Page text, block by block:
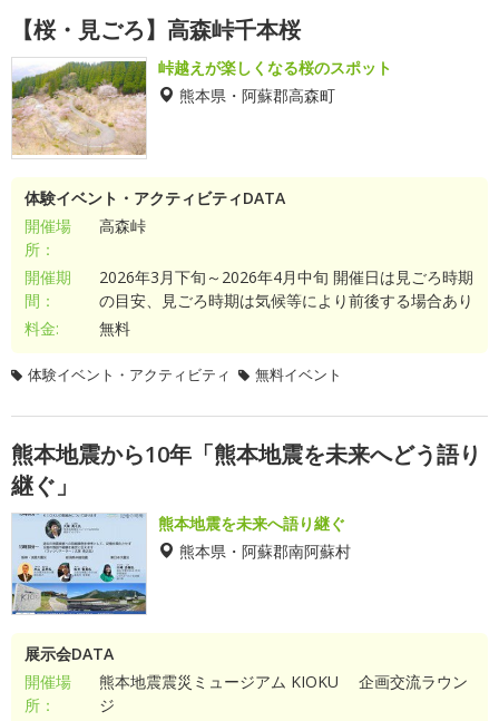
【桜・見ごろ】高森峠千本桜
峠越えが楽しくなる桜のスポット
熊本県・阿蘇郡高森町
体験イベント・アクティビティDATA
開催場
所：
高森峠
開催期
間：
2026年3月下旬～2026年4月中旬 開催日は見ごろ時期
の目安、見ごろ時期は気候等により前後する場合あり
料金:
無料
体験イベント・アクティビティ 無料イベント
熊本地震から10年「熊本地震を未来へどう語り
継ぐ」
熊本地震を未来へ語り継ぐ
熊本県・阿蘇郡南阿蘇村
展示会DATA
開催場
所：
熊本地震震災ミュージアム KIOKU 企画交流ラウン
ジ